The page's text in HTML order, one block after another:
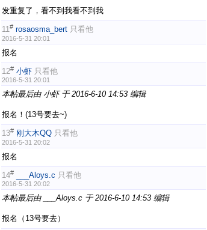
发重复了，看不到我看不到我
11# rosaosma_bert 只看他
2016-5-31 20:01
报名
12# 小虾 只看他
2016-5-31 20:01
本帖最后由 小虾 于 2016-6-10 14:53 编辑
报名！(13号要去~)
13# 刚大木QQ 只看他
2016-5-31 20:02
报名
14# ___Aloys.c 只看他
2016-5-31 20:02
本帖最后由 ___Aloys.c 于 2016-6-10 14:53 编辑
报名（13号要去）